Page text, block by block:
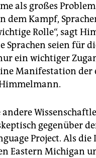
als großes
dem Kampf,
Rolle“, sagt
Sprachen seien für
ein wichtiger
Manifestation der
gegenüber
Project. Als
Eastern Michigan